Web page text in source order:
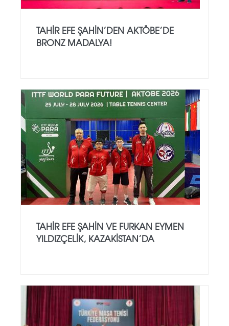
TAHIR EFE ŞAHIN’DEN AKTÖBE’DE
BRONZ MADALYA!
TAHIR EFE ŞAHIN VE FURKAN EYMEN
YILDIZÇELIK, KAZAKISTAN’DA